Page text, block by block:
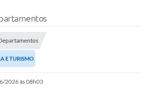
E TURISMO
2026 às 08h03